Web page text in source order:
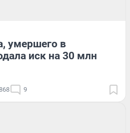
умершего в
иск на 30 млн
9